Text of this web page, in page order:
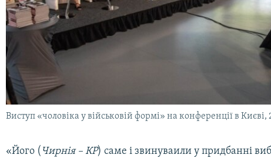
Виступ «чоловіка у військовій формі» на конференції в
«Його ( Чирнія – КР) саме і звинуваили у придбанні